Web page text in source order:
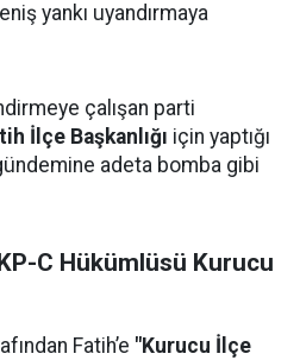
yankı uyandırmaya
çalışan parti
İlçe Başkanlığı için yaptığı
adeta bomba gibi
C Hükümlüsü Kurucu
Fatih’e "Kurucu İlçe